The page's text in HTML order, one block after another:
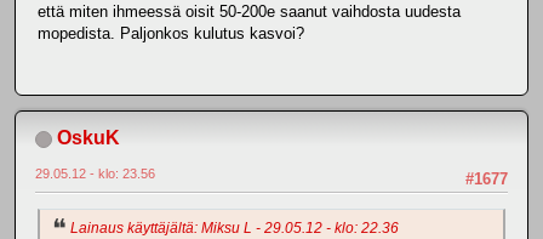
että miten ihmeessä oisit 50-200e saanut vaihdosta uudesta
mopedista. Paljonkos kulutus kasvoi?
OskuK
#1677
29.05.12 - klo: 23.56
Lainaus käyttäjältä: Miksu L - 29.05.12 - klo: 22.36